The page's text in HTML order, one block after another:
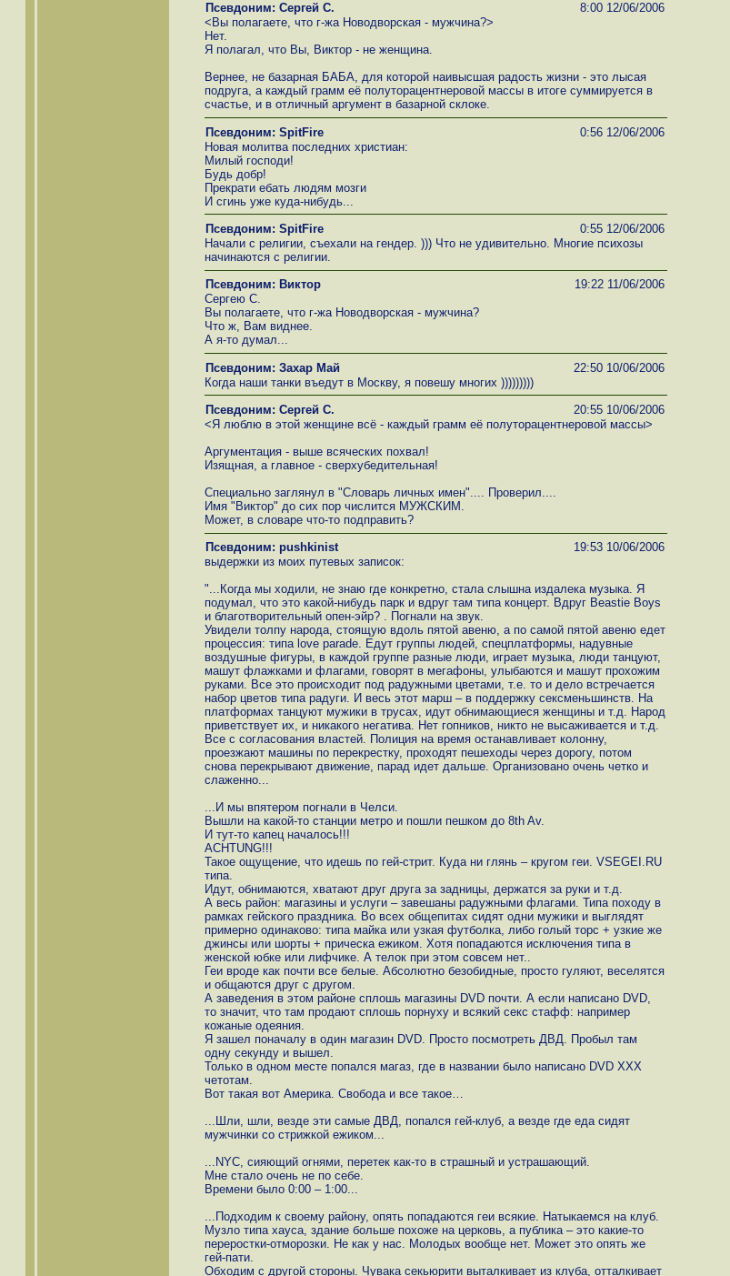
Псевдоним: Сергей С.
8:00 12/06/2006
<Вы полагаете, что г-жа Новодворская - мужчина?>
Нет.
Я полагал, что Вы, Виктор - не женщина.
Вернее, не базарная БАБА, для которой наивысшая радость жизни - это лысая
подруга, а каждый грамм её полуторацентнеровой массы в итоге суммируется в
счастье, и в отличный аргумент в базарной склоке.
Псевдоним: SpitFire
0:56 12/06/2006
Новая молитва последних христиан:
Милый господи!
Будь добр!
Прекрати ебать людям мозги
И сгинь уже куда-нибудь...
Псевдоним: SpitFire
0:55 12/06/2006
Начали с религии, съехали на гендер. ))) Что не удивительно. Многие психозы
начинаются с религии.
Псевдоним: Виктор
19:22 11/06/2006
Сергею С.
Вы полагаете, что г-жа Новодворская - мужчина?
Что ж, Вам виднее.
А я-то думал...
Псевдоним: Захар Май
22:50 10/06/2006
Когда наши танки въедут в Москву, я повешу многих )))))))))
Псевдоним: Сергей С.
20:55 10/06/2006
<Я люблю в этой женщине всё - каждый грамм её полуторацентнеровой массы>
Аргументация - выше всяческих похвал!
Изящная, а главное - сверхубедительная!
Специально заглянул в "Словарь личных имен".... Проверил....
Имя "Виктор" до сих пор числится МУЖСКИМ.
Может, в словаре что-то подправить?
Псевдоним: pushkinist
19:53 10/06/2006
выдержки из моих путевых записок:
"...Когда мы ходили, не знаю где конкретно, стала слышна издалека музыка. Я
подумал, что это какой-нибудь парк и вдруг там типа концерт. Вдруг Beastie Boys
и благотворительный опен-эйр? . Погнали на звук.
Увидели толпу народа, стоящую вдоль пятой авеню, а по самой пятой авеню едет
процессия: типа love parade. Едут группы людей, спецплатформы, надувные
воздушные фигуры, в каждой группе разные люди, играет музыка, люди танцуют,
машут флажками и флагами, говорят в мегафоны, улыбаются и машут прохожим
руками. Все это происходит под радужными цветами, т.е. то и дело встречается
набор цветов типа радуги. И весь этот марш – в поддержку сексменьшинств. На
платформах танцуют мужики в трусах, идут обнимающиеся женщины и т.д. Народ
приветствует их, и никакого негатива. Нет гопников, никто не высаживается и т.д.
Все с согласования властей. Полиция на время останавливает колонну,
проезжают машины по перекрестку, проходят пешеходы через дорогу, потом
снова перекрывают движение, парад идет дальше. Организовано очень четко и
слаженно...
...И мы впятером погнали в Челси.
Вышли на какой-то станции метро и пошли пешком до 8th Av.
И тут-то капец началось!!!
ACHTUNG!!!
Такое ощущение, что идешь по гей-стрит. Куда ни глянь – кругом геи. VSEGEI.RU
типа.
Идут, обнимаются, хватают друг друга за задницы, держатся за руки и т.д.
А весь район: магазины и услуги – завешаны радужными флагами. Типа походу в
рамках гейского праздника. Во всех общепитах сидят одни мужики и выглядят
примерно одинаково: типа майка или узкая футболка, либо голый торс + узкие же
джинсы или шорты + прическа ежиком. Хотя попадаются исключения типа в
женской юбке или лифчике. А телок при этом совсем нет..
Геи вроде как почти все белые. Абсолютно безобидные, просто гуляют, веселятся
и общаются друг с другом.
А заведения в этом районе сплошь магазины DVD почти. А если написано DVD,
то значит, что там продают сплошь порнуху и всякий секс стафф: например
кожаные одеяния.
Я зашел поначалу в один магазин DVD. Просто посмотреть ДВД. Пробыл там
одну секунду и вышел.
Только в одном месте попался магаз, где в названии было написано DVD XXX
четотам.
Вот такая вот Америка. Свобода и все такое…
...Шли, шли, везде эти самые ДВД, попался гей-клуб, а везде где еда сидят
мужчинки со стрижкой ежиком...
...NYC, сияющий огнями, перетек как-то в страшный и устрашающий.
Мне стало очень не по себе.
Времени было 0:00 – 1:00...
...Подходим к своему району, опять попадаются геи всякие. Натыкаемся на клуб.
Музло типа хауса, здание больше похоже на церковь, а публика – это какие-то
переростки-отморозки. Не как у нас. Молодых вообще нет. Может это опять же
гей-пати.
Обходим с другой стороны. Чувака секьюрити выталкивает из клуба, отталкивает